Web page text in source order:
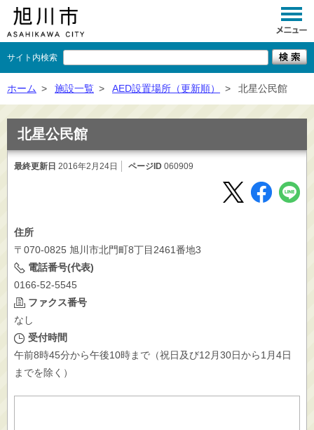
サイト内検索
くらし
事業者向け
×
ホーム > 施設一覧 > AED設置場所（更新順） > 北星公民館
北星公民館
最終更新日 2016年2月24日 ページID 060909
住所
〒070-0825 旭川市北門町8丁目2461番地3
電話番号(代表)
0166-52-5545
ファクス番号
なし
受付時間
午前8時45分から午後10時まで（祝日及び12月30日から1月4日
までを除く）